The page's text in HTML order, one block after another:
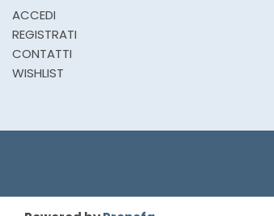
ACCEDI
REGISTRATI
CONTATTI
WISHLIST